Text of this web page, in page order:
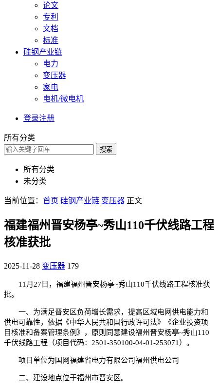
论文
专利
文档
标准
硅钢产业链
电力
变压器
家电
电机/微电机
登录注册
所有分类
搜索
所有分类
未分类
当前位置： 首页 硅钢产业链 变压器 正文
福建福州晋安杨亭~秀山110千伏线路工程
核准获批
2025-11-28 变压器 179
11月27日，福建福州晋安杨亭~秀山110千伏线路工程核准获
批。
一、为满足晋安区负荷增长需求，提高区域电网供电能力和
供电可靠性，依据《中华人民共和国行政许可法》《企业投资项
目核准和备案管理条例》，原则同意建设福州晋安杨亭~秀山110
千伏线路工程（项目代码：2501-350100-04-01-253071）。
项目单位为国网福建省电力有限公司福州供电公司
二、建设地点位于福州市晋安区。